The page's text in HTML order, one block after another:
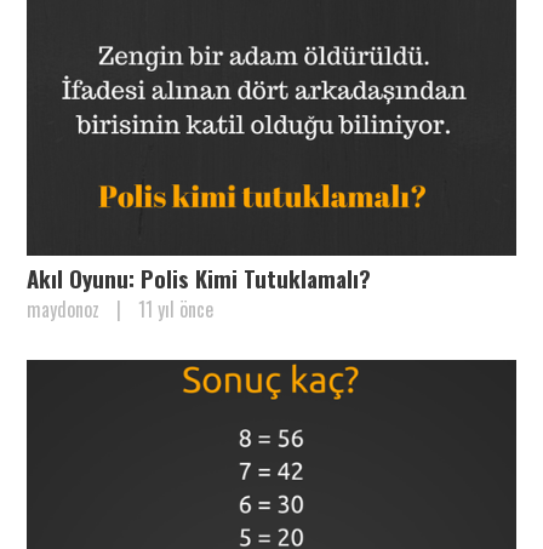
Akıl Oyunu: Polis Kimi Tutuklamalı?
maydonoz | 11 yıl önce